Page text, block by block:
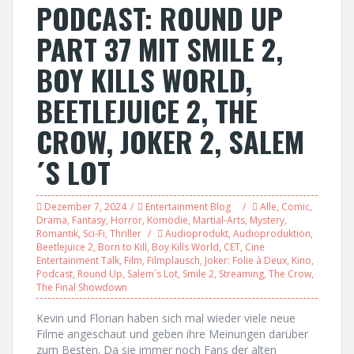
PODCAST: ROUND UP
PART 37 MIT SMILE 2,
BOY KILLS WORLD,
BEETLEJUICE 2, THE
CROW, JOKER 2, SALEM
´S LOT
Dezember 7, 2024 Entertainment Blog Alle, Comic,
Drama, Fantasy, Horror, Komödie, Martial-Arts, Mystery,
Romantik, Sci-Fi, Thriller Audioprodukt, Audioproduktion,
Beetlejuice 2, Born to Kill, Boy Kills World, CET, Cine
Entertainment Talk, Film, Filmplausch, Joker: Folie à Deux, Kino,
Podcast, Round Up, Salem´s Lot, Smile 2, Streaming, The Crow,
The Final Showdown
Kevin und Florian haben sich mal wieder viele neue
Filme angeschaut und geben ihre Meinungen darüber
zum Besten. Da sie immer noch Fans der alten